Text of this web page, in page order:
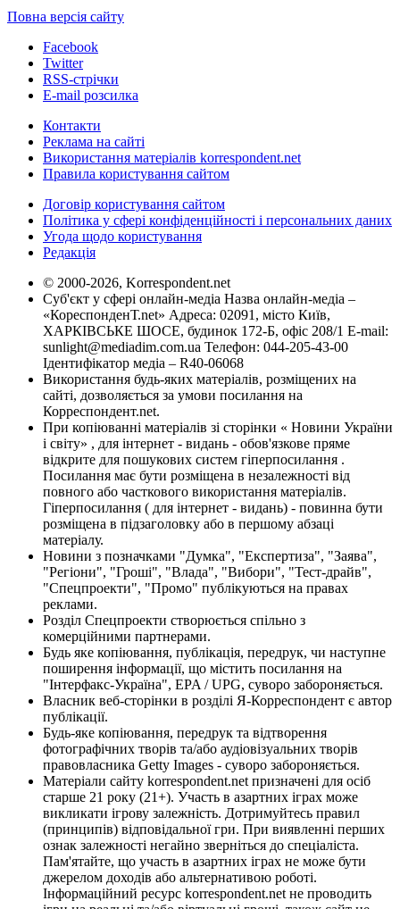
Повна версія сайту
Facebook
Twitter
RSS-стрічки
E-mail розсилка
Контакти
Реклама на сайті
Використання матеріалів korrespondent.net
Правила користування сайтом
Договір користування сайтом
Політика у сфері конфіденційності і персональних даних
Угода щодо користування
Редакція
© 2000-2026, Korrespondent.net
Суб'єкт у сфері онлайн-медіа Назва онлайн-медіа –
«КореспонденТ.net» Адреса: 02091, місто Київ,
ХАРКІВСЬКЕ ШОСЕ, будинок 172-Б, офіс 208/1 E-mail:
sunlight@mediadim.com.ua Телефон: 044-205-43-00
Ідентифікатор медіа – R40-06068
Використання будь-яких матеріалів, розміщених на
сайті, дозволяється за умови посилання на
Корреспондент.net.
При копіюванні матеріалів зі сторінки « Новини України
і світу» , для інтернет - видань - обов'язкове пряме
відкрите для пошукових систем гіперпосилання .
Посилання має бути розміщена в незалежності від
повного або часткового використання матеріалів.
Гіперпосилання ( для інтернет - видань) - повинна бути
розміщена в підзаголовку або в першому абзаці
матеріалу.
Новини з позначками "Думка", "Експертиза", "Заява",
"Регіони", "Гроші", "Влада", "Вибори", "Тест-драйв",
"Спецпроекти", "Промо" публікуються на правах
реклами.
Розділ Спецпроекти створюється спільно з
комерційними партнерами.
Будь яке копіювання, публікація, передрук, чи наступне
поширення інформації, що містить посилання на
"Інтерфакс-Україна", EPA / UPG, суворо забороняється.
Власник веб-сторінки в розділі Я-Корреспондент є автор
публікації.
Будь-яке копіювання, передрук та відтворення
фотографічних творів та/або аудіовізуальних творів
правовласника Getty Images - суворо забороняється.
Матеріали сайту korrespondent.net призначені для осіб
старше 21 року (21+). Участь в азартних іграх може
викликати ігрову залежність. Дотримуйтесь правил
(принципів) відповідальної гри. При виявленні перших
ознак залежності негайно зверніться до спеціаліста.
Пам'ятайте, що участь в азартних іграх не може бути
джерелом доходів або альтернативою роботі.
Інформаційний ресурс korrespondent.net не проводить